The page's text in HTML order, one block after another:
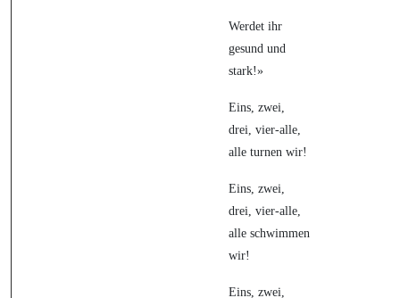
Werdet ihr
gesund und
stark!»
Eins, zwei,
drei, vier-alle,
alle turnen wir!
Eins, zwei,
drei, vier-alle,
alle schwimmen
wir!
Eins, zwei,